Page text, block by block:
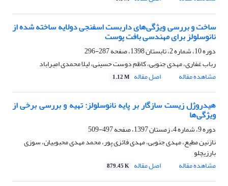
ساخت و بررسی ویژگی‌های داربست اسفنجی دولایه ساخته شده از
نانوسلولز برای مهندسی بافت پوست
دوره 10، شماره 2، تابستان 1398، صفحه
287-296
رباب غفاری، مهدی جنوبی، کاظم دوست حسینی، لیلا محمدی امیراباد
مشاهده مقاله
اصل مقاله 1.12 M
هیدروژل زیست سازگار بر پایه نانوسلولز: تهیه و بررسی برخی از
ویژگی‌ها
دوره 9، شماره 4، زمستان 1397، صفحه
497-509
نازنین مطیع، مهدی جنوبی، مهدی فائزی پور، محمد مهدی محبوبیان، سوزی
بارزیچلو
مشاهده مقاله
اصل مقاله 879.45 K